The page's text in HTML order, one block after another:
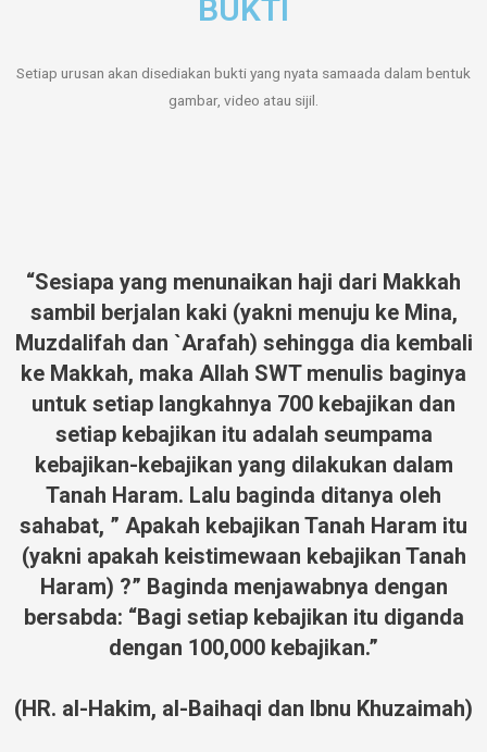
BUKTI
Setiap urusan akan disediakan bukti yang nyata samaada dalam bentuk
gambar, video atau sijil.
“Sesiapa yang menunaikan haji dari Makkah
sambil berjalan kaki (yakni menuju ke Mina,
Muzdalifah dan `Arafah) sehingga dia kembali
ke Makkah, maka Allah SWT menulis baginya
untuk setiap langkahnya 700 kebajikan dan
setiap kebajikan itu adalah seumpama
kebajikan-kebajikan yang dilakukan dalam
Tanah Haram. Lalu baginda ditanya oleh
sahabat, ” Apakah kebajikan Tanah Haram itu
(yakni apakah keistimewaan kebajikan Tanah
Haram) ?” Baginda menjawabnya dengan
bersabda: “Bagi setiap kebajikan itu diganda
dengan 100,000 kebajikan.”
(HR. al-Hakim, al-Baihaqi dan Ibnu Khuzaimah)